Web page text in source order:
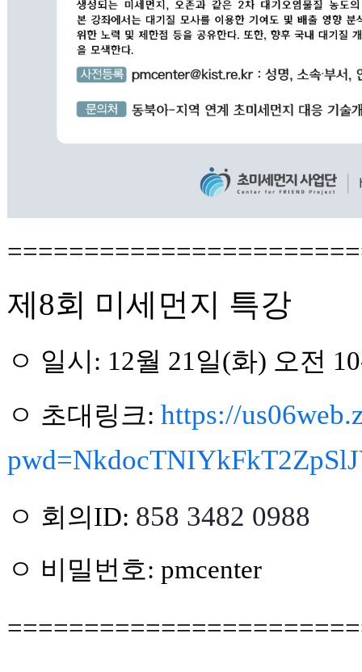
제8회 미세먼지 특강
ㅇ 일시: 12월 21 일(화) 오전
ㅇ 초대링크: https://
ㅇ 회의ID: 858 3482 0988
ㅇ 비밀번호: pmcenter